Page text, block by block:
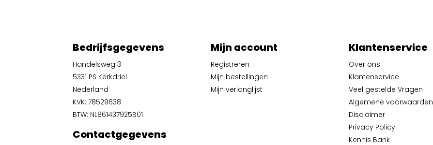
Bedrijfsgegevens
Handelsweg 3
5331 PS Kerkdriel
Nederland
KVK: 78529638
BTW: NL861437925B01
Contactgegevens
Mijn account
Registreren
Mijn bestellingen
Mijn verlanglijst
Klantenservice
Over ons
Klantenservice
Veel gestelde Vragen
Algemene voorwaarden
Disclaimer
Privacy Policy
Kennis Bank